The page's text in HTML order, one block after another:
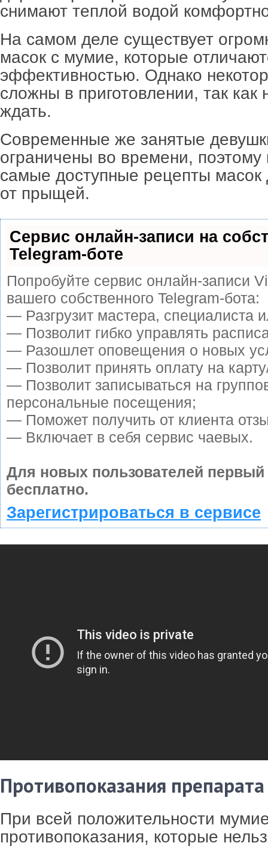
снимают теплой водой
На самом деле существует
масок с мумие, которые
эффективностью. Однако
сложны в приготовлении, так как
ждать.
Современные же занятые
ограничены во времени,
самые доступные рецепты масок
от прыщей.
Сервис онлайн-записи на
Telegram-боте
Попробуйте сервис онлайн-записи
вашего собственного Telegram-бота:
— Разгрузит мастера, специалиста
— Позволит гибко управлять
— Разошлет оповещения о новых
— Позволит принять оплату на
— Позволит записываться на
персональные посещения;
— Поможет получить от клиента
— Включает в себя сервис чаевых.
Для новых пользователей
бесплатно.
Зарегистрироваться в сервисе
Противопоказания препарата
При всей положительности
противопоказания, которые